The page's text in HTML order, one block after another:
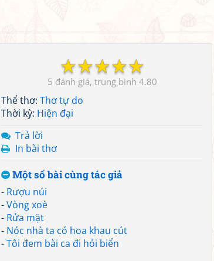
☆
☆
☆
☆
☆
5 4.80
Thể thơ: Thơ tự do
Thời kỳ: Hiện đại
Trả lời
In bài thơ
Một số bài cùng tác giả
- Rượu núi
-Vòng xoè
- Rửa mặt
- Nóc nhà ta có hoa khau cút
-Tôi đem bài ca đi hỏi biển